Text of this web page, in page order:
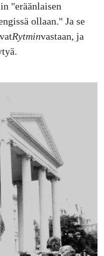
"eräänlaisen
ollaan." Ja se
Rytminvastaan, ja